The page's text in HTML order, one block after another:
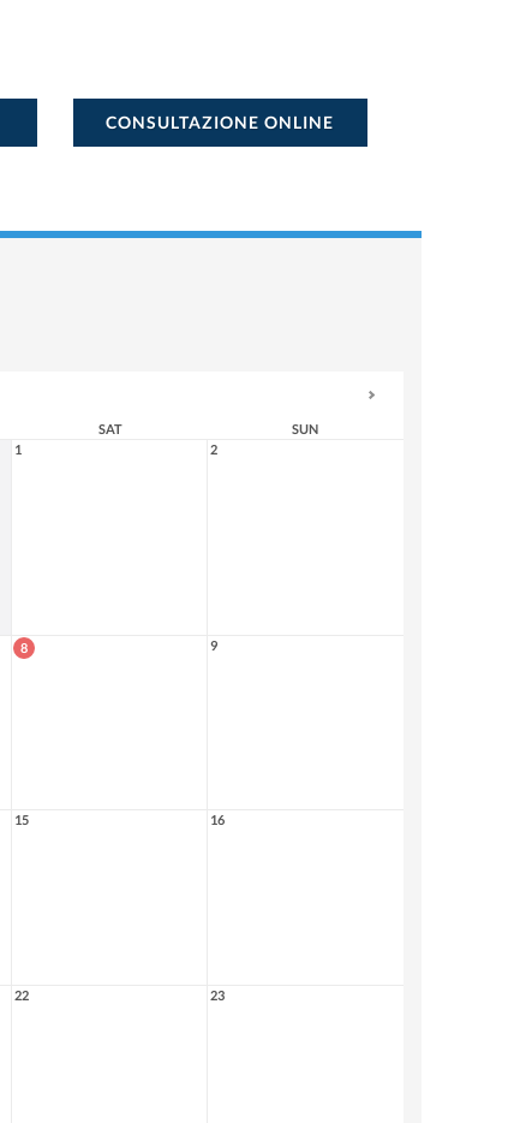
CONSULTAZIONE ONLINE
SAT
SUN
1
2
8 9
15 16
22 23